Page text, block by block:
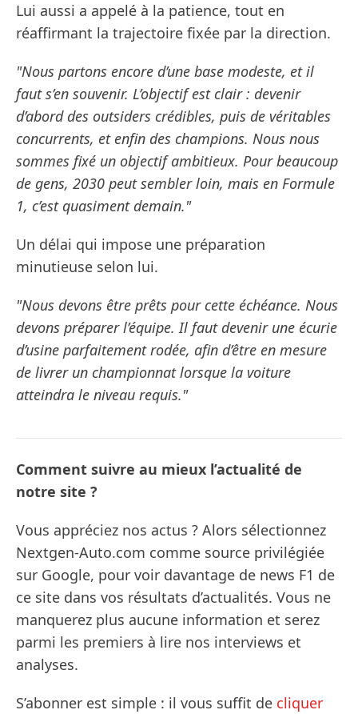
Lui aussi a appelé à la patience, tout en
réaffirmant la trajectoire fixée par la direction.
"Nous partons encore d’une base modeste, et il
faut s’en souvenir. L’objectif est clair : devenir
d’abord des outsiders crédibles, puis de véritables
concurrents, et enfin des champions. Nous nous
sommes fixé un objectif ambitieux. Pour beaucoup
de gens, 2030 peut sembler loin, mais en Formule
1, c’est quasiment demain."
Un délai qui impose une préparation
minutieuse selon lui.
"Nous devons être prêts pour cette échéance. Nous
devons préparer l’équipe. Il faut devenir une écurie
d’usine parfaitement rodée, afin d’être en mesure
de livrer un championnat lorsque la voiture
atteindra le niveau requis."
Comment suivre au mieux l’actualité de
notre site ?
Vous appréciez nos actus ? Alors sélectionnez
Nextgen-Auto.com comme source privilégiée
sur Google, pour voir davantage de news F1 de
ce site dans vos résultats d’actualités. Vous ne
manquerez plus aucune information et serez
parmi les premiers à lire nos interviews et
analyses.
S’abonner est simple : il vous suffit de cliquer